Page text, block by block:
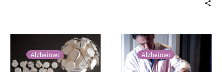
Montpellier
:
Regenlife
Alzheimer
Un
casque
et
Alzheimer